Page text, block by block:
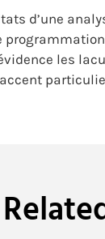
d’une
les